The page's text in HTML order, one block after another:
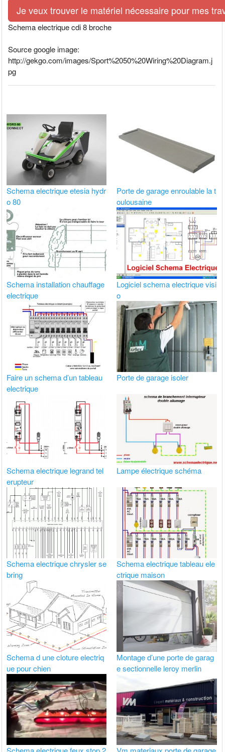
Je veux trouver le matériel nécessaire pour mes
Schema electrique cdi 8 broche
Source google image:
http://gekgo.com/images/Sport%2050%20Wiring%20Diagram.j
pg
Schema electrique etesia hydr
o 80
Porte de garage enroulable la t
oulousaine
Schema installation chauffage
electrique
Logiciel schema electrique visi
o
Faire un schema d’un tableau
electrique
Porte de garage isoler
Schema electrique legrand tel
erupteur
Lampe électrique schéma
Schema electrique chrysler se
bring
Schema electrique tableau ele
ctrique maison
Schema d une cloture electriq
ue pour chien
Montage d’une porte de garag
e sectionnelle leroy merlin